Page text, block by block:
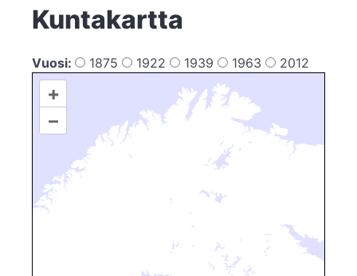
Kuntakartta
Vuosi: 1875 1922 1939 1963 2012
+
–